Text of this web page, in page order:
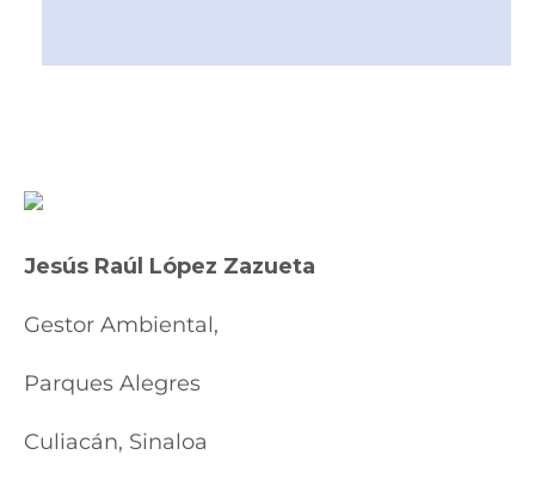
Jesús Raúl López Zazueta
Gestor Ambiental,
Parques Alegres
Culiacán, Sinaloa